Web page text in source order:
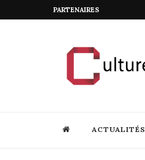
PARTENAIRES
ACTUALITÉS